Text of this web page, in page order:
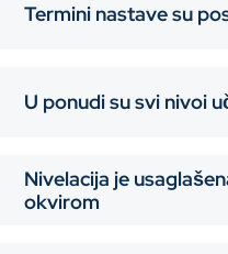
Termini nastave su
U ponudi su svi nivoi
Nivelacija je
okvirom